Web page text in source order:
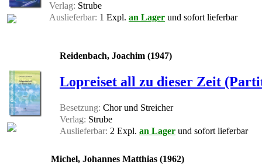
Verlag: Strube
Auslieferbar: 1 Expl. an Lager und sofort lieferbar
Reidenbach, Joachim (1947)
Lopreiset all zu dieser Zeit
Besetzung: Chor und Streicher
Verlag: Strube
Auslieferbar: 2 Expl. an Lager und sofort lieferbar
Michel, Johannes Matthias (1962)